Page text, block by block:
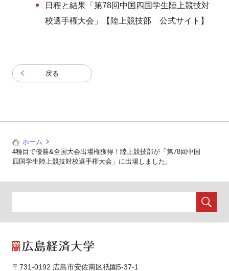
日程と結果「第78回中国四国学生陸上競技対
校選手権大会」【陸上競技部 公式サイト】
戻る
ホーム
4種目で優勝&全国大会出場権獲得！陸上競技部が「第78回中国
四国学生陸上競技対校選手権大会」に出場しました。
〒731-0192 広島市安佐南区祇園5-37-1